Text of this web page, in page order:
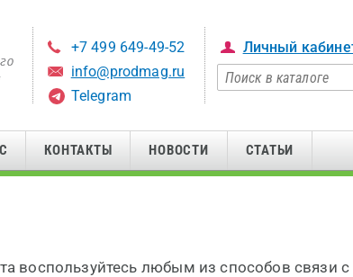
+7 499 649-49-52
info@prodmag.ru
Telegram
Личный
КОНТАКТЫ НОВОСТИ СТАТЬИ
воспользуйтесь любым из способов связи